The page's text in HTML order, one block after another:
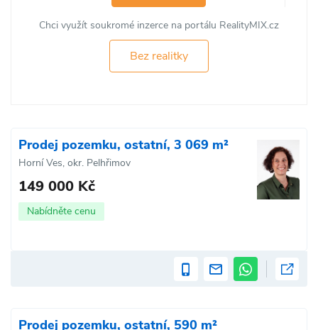
Chci využít soukromé inzerce na portálu RealityMIX.cz
Bez realitky
Prodej pozemku, ostatní, 3 069 m²
Horní Ves, okr. Pelhřimov
149 000 Kč
Nabídněte cenu
Prodej pozemku, ostatní, 590 m²